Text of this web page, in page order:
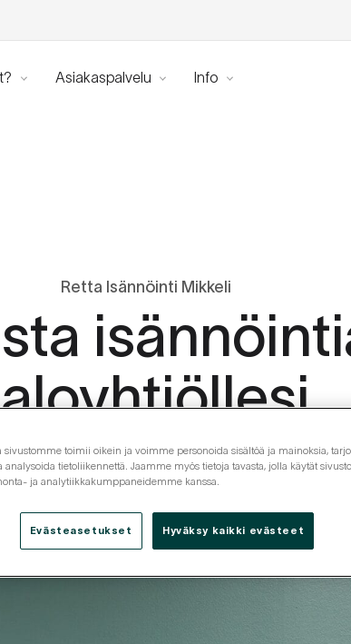
Asiakaspalvelu Info
Retta Isännöinti Mikkeli
Tutustu
sivustomme toimii oikein ja voimme personoida sisältöä ja mainoksia,
tietoliikennettä. Jaamme myös tietoja tavasta, jolla käytät
ja analytiikkakumppaneidemme kanssa.
Evästeasetukset Hyväksy kaikki evästeet